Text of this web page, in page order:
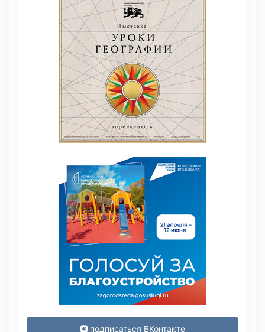
подписаться ВКонтакте